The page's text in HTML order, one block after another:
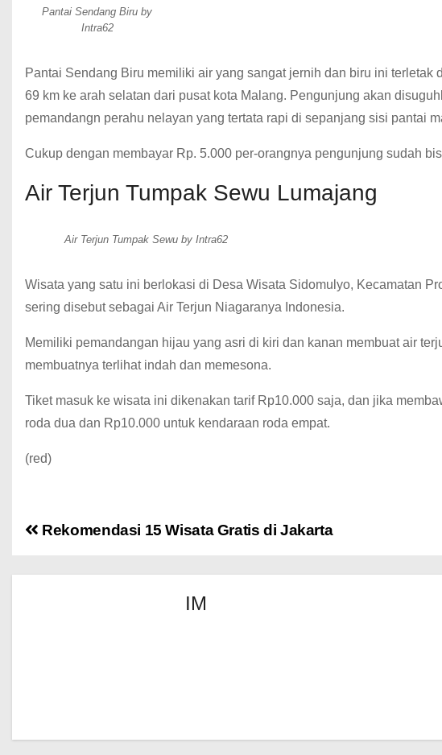
Pantai Sendang Biru by
Intra62
Pantai Sendang Biru memiliki air yang sangat jernih dan biru ini
69 km ke arah selatan dari pusat kota Malang. Pengunjung akan
pemandangn perahu nelayan yang tertata rapi di sepanjang sisi pantai
Cukup dengan membayar Rp. 5.000 per-orangnya pengunjung sudah
Air Terjun Tumpak Sewu Lumajang
Air Terjun Tumpak Sewu by Intra62
Wisata yang satu ini berlokasi di Desa Wisata Sidomulyo, Kecamatan
sering disebut sebagai Air Terjun Niagaranya Indonesia.
Memiliki pemandangan hijau yang asri di kiri dan kanan membuat air
membuatnya terlihat indah dan memesona.
Tiket masuk ke wisata ini dikenakan tarif Rp10.000 saja, dan jika
roda dua dan Rp10.000 untuk kendaraan roda empat.
(red)
Rekomendasi 15 Wisata Gratis di Jakarta
IM